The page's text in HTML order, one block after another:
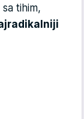
tihim,